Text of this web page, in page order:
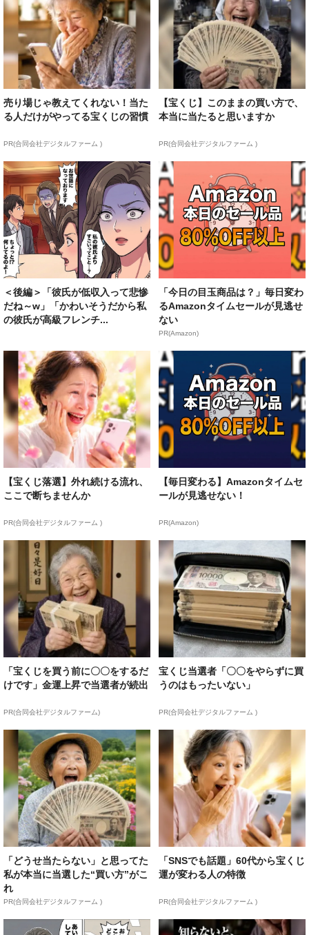
売り場じゃ教えてくれない！当た
る人だけがやってる宝くじの習慣
PR(合同会社デジタルファーム )
【宝くじ】このままの買い方で、
本当に当たると思いますか
PR(合同会社デジタルファーム )
＜後編＞「彼氏が低収入って悲惨
だね～w」「かわいそうだから私
の彼氏が高級フレンチ...
「今日の目玉商品は？」毎日変わ
るAmazonタイムセールが見逃せ
ない
PR(Amazon)
【宝くじ落選】外れ続ける流れ、
ここで断ちませんか
PR(合同会社デジタルファーム )
【毎日変わる】Amazonタイムセ
ールが見逃せない！
PR(Amazon)
「宝くじを買う前に〇〇をするだ
けです」金運上昇で当選者が続出
PR(合同会社デジタルファーム)
宝くじ当選者「〇〇をやらずに買
うのはもったいない」
PR(合同会社デジタルファーム )
「どうせ当たらない」と思ってた
私が本当に当選した“買い方”がこ
れ
PR(合同会社デジタルファーム )
「SNSでも話題」60代から宝くじ
運が変わる人の特徴
PR(合同会社デジタルファーム )